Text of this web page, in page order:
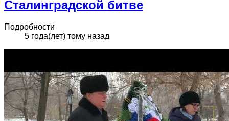
Сталинградской битве
Подробности
5 года(лет) тому назад